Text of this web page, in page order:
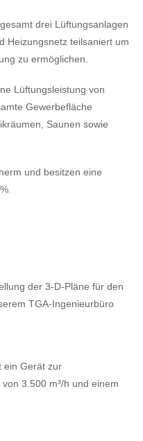
drei Lüftungsanlagen
Heizungsnetz teilsaniert um
zu ermöglichen.
Lüftungsleistung von
Gewerbefläche
Saunen sowie
und besitzen eine
der 3-D-Pläne für den
TGA-Ingenieurbüro
ein Gerät zur
3.500 m³/h und einem